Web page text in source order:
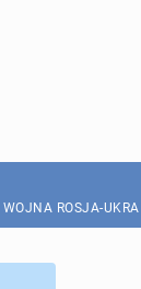
WOJNA ROSJA-